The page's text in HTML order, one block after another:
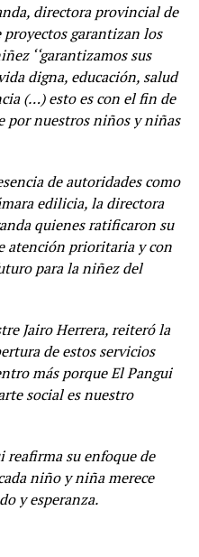
directora provincial de
proyectos garantizan los
‘‘garantizamos sus
digna, educación, salud
(…) esto es con el fin de
por nuestros niños y niñas
de autoridades como
edilicia, la directora
quienes ratificaron su
atención prioritaria y con
para la niñez del
Jairo Herrera, reiteró la
de estos servicios
más porque El Pangui
social es nuestro
reafirma su enfoque de
niño y niña merece
y esperanza.